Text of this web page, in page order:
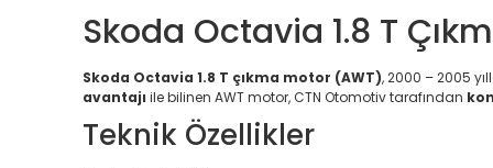
Skoda Octavia 1.8 T
Skoda Octavia 1.8 T çıkma motor (AWT), 2000 – 2005
avantajı ile bilinen AWT motor, CTN Otomotiv tarafından
Teknik Özellikler